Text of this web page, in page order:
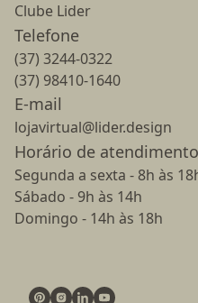
Clube Lider
Telefone
(37) 3244-0322
(37) 98410-1640
E-mail
lojavirtual@lider.design
Horário de atendimento
Segunda a sexta - 8h às
Sábado - 9h às 14h
Domingo - 14h às 18h